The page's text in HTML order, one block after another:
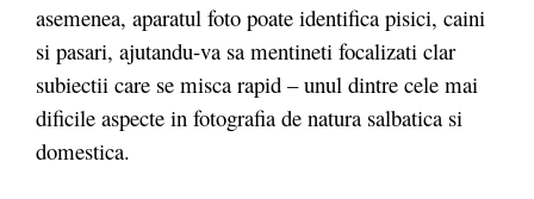
asemenea, aparatul foto poate identifica pisici, caini
si pasari, ajutandu-va sa mentineti focalizati clar
subiectii care se misca rapid – unul dintre cele mai
dificile aspecte in fotografia de natura salbatica si
domestica.